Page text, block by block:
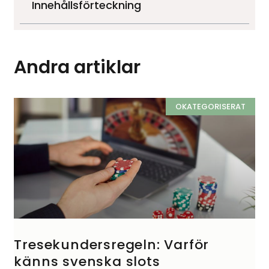
Innehållsförteckning
Andra artiklar
OKATEGORISERAT
Tresekundersregeln: Varför
känns svenska slots